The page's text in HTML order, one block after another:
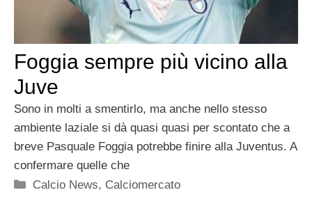
Foggia sempre più vicino alla
Juve
Sono in molti a smentirlo, ma anche nello stesso
ambiente laziale si dà quasi quasi per scontato che a
breve Pasquale Foggia potrebbe finire alla Juventus. A
confermare quelle che
Categorie
Calcio News, Calciomercato